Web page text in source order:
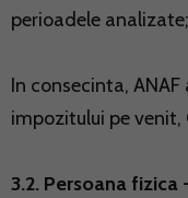
perioadele analizate;
In consecinta,
impozitului pe venit,
3.2. Persoana